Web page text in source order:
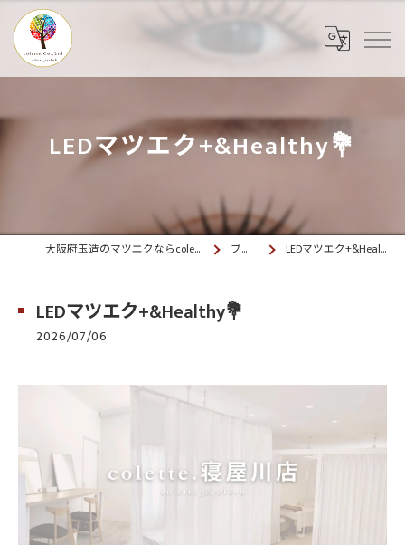
LEDマツエク+&Healthy💐
大阪府玉造のマツエクならcolette. 玉造 ブログ LEDマツエク+&Healthy💐
LEDマツエク+&Healthy💐
2026/07/06